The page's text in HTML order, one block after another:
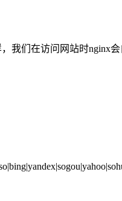
我们在访问网站时